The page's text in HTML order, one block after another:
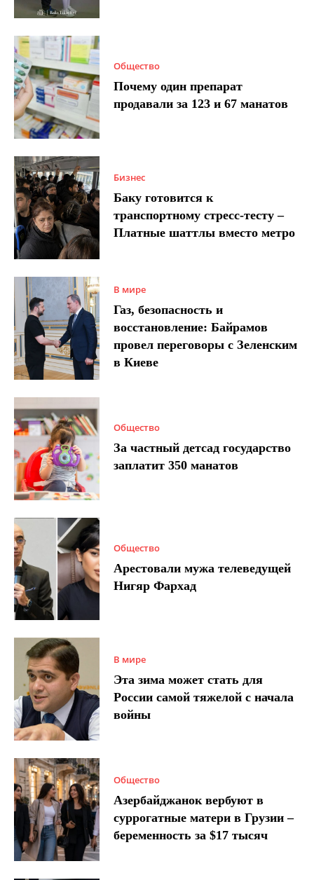
Общество
Почему один препарат
продавали за 123 и 67 манатов
Бизнес
Баку готовится к
транспортному стресс-тесту –
Платные шаттлы вместо метро
В мире
Газ, безопасность и
восстановление: Байрамов
провел переговоры с Зеленским
в Киеве
Общество
За частный детсад государство
заплатит 350 манатов
Общество
Арестовали мужа телеведущей
Нигяр Фархад
В мире
Эта зима может стать для
России самой тяжелой с начала
войны
Общество
Азербайджанок вербуют в
суррогатные матери в Грузии –
беременность за $17 тысяч